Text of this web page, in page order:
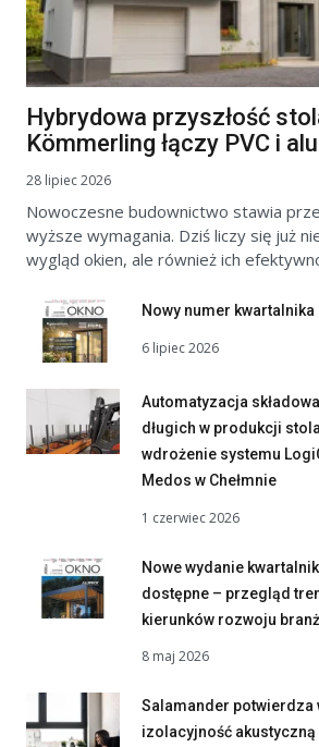
Hybrydowa przyszłość
Kömmerling łączy PVC i
28 lipiec 2026
Nowoczesne budownictwo stawia
wyższe wymagania. Dziś liczy się już
wygląd okien, ale również ich
Nowy numer kwartalnika
6 lipiec 2026
Automatyzacja
długich w produkcji
wdrożenie systemu
Medos w Chełmnie
1 czerwiec 2026
Nowe wydanie
dostępne – przegląd
kierunków rozwoju
8 maj 2026
Salamander potwierdza
izolacyjność